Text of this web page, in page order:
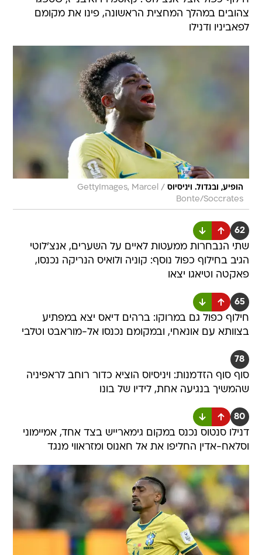
צהובים במהלך המחצית הראשונה, פינו את מקומם
לפאביניו ודנילו
הופיע, ובגדול. ויניסיוס /
GettyImages, Marcel
Bonte/Soccrates
62
שתי הנבחרות ממעטות לאיים על השערים, אנצ'לוטי
הגיב בחילוף כפול נוסף: קוניה ולואיס הנריקה נכנסו,
פאקטה וטיאגו יצאו
65
חילוף כפול גם במרוקו: ברהים דיאס יצא במפתיע
בצוותא עם אונאחי, ובמקומם נכנסו אל-מוראבט וטלבי
78
סוף סוף הזדמנות: ויניסיוס הוציא כדור רוחב לראפיניה
שהמשיך בנגיעה אחת, לידיו של בונו
80
דנילו סנטוס נכנס במקום גימארייש בצד אחד, אמיימוני
וסלאח-אדין החליפו את אל חאנוס ומזראווי מנגד